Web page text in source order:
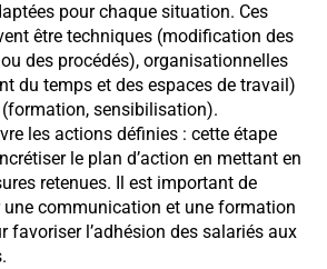
pour chaque situation. Ces
être techniques (modification des
des procédés), organisationnelles
du temps et des espaces de travail)
sensibilisation).
les actions définies : cette étape
le plan d’action en mettant en
retenues. Il est important de
une communication et une formation
favoriser l’adhésion des salariés aux